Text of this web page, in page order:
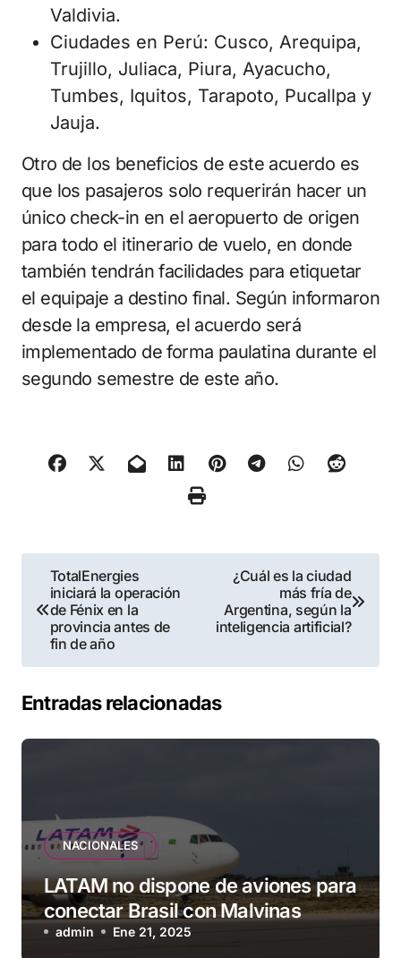
Valdivia.
Ciudades en Perú: Cusco, Arequipa,
Trujillo, Juliaca, Piura, Ayacucho,
Tumbes, Iquitos, Tarapoto, Pucallpa y
Jauja.
Otro de los beneficios de este acuerdo es
que los pasajeros solo requerirán hacer un
único check-in en el aeropuerto de origen
para todo el itinerario de vuelo, en donde
también tendrán facilidades para etiquetar
el equipaje a destino final. Según informaron
desde la empresa, el acuerdo será
implementado de forma paulatina durante el
segundo semestre de este año.
Navegación
de
entradas
TotalEnergies
iniciará la operación
de Fénix en la
provincia antes de
fin de año
¿Cuál es la ciudad
más fría de
Argentina, según la
inteligencia artificial?
Entradas relacionadas
NACIONALES
LATAM no dispone de aviones para
conectar Brasil con Malvinas
admin Ene 21, 2025